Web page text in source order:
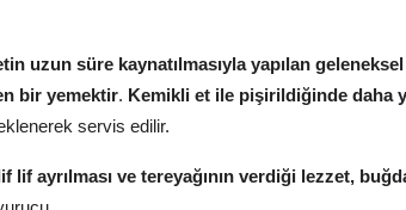
uzun süre kaynatılmasıyla yapılan
bir yemektir. Kemikli et ile pişirildiğinde daha
servis edilir.
lif ayrılması ve tereyağının verdiği lezzet,